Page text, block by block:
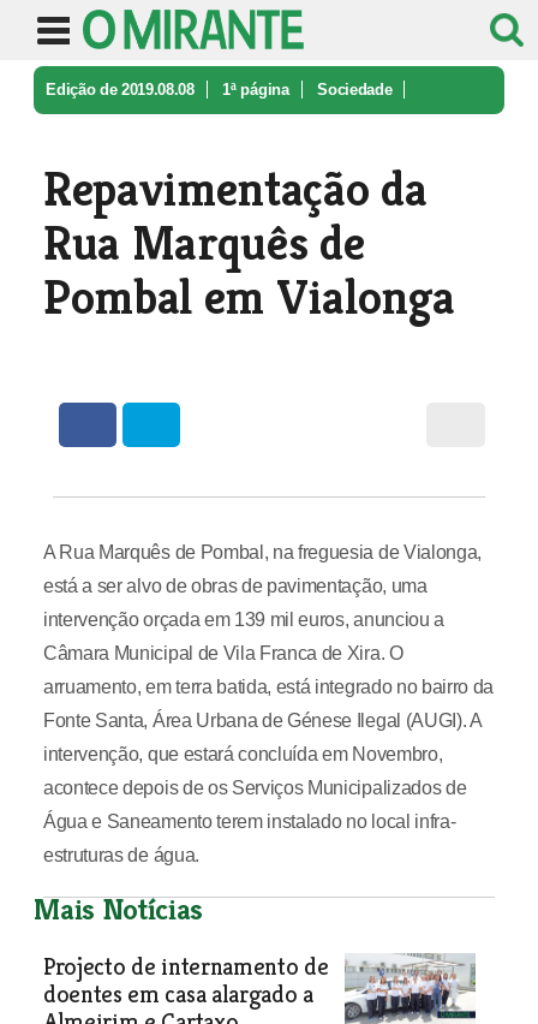
Edição de 2019.08.08 1ª página Sociedade
Repavimentação da
Rua Marquês de
Pombal em Vialonga
A Rua Marquês de Pombal, na freguesia de Vialonga,
está a ser alvo de obras de pavimentação, uma
intervenção orçada em 139 mil euros, anunciou a
Câmara Municipal de Vila Franca de Xira. O
arruamento, em terra batida, está integrado no bairro da
Fonte Santa, Área Urbana de Génese Ilegal (AUGI). A
intervenção, que estará concluída em Novembro,
acontece depois de os Serviços Municipalizados de
Água e Saneamento terem instalado no local infra-
estruturas de água.
Mais Notícias
Projecto de internamento de
doentes em casa alargado a